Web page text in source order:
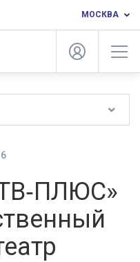
МОСКВА